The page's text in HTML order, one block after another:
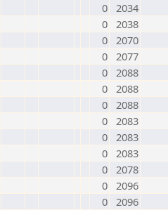
0 2034
0 2038
0 2070
0 2077
0 2088
0 2088
0 2088
0 2083
0 2083
0 2083
0 2078
0 2096
0 2096